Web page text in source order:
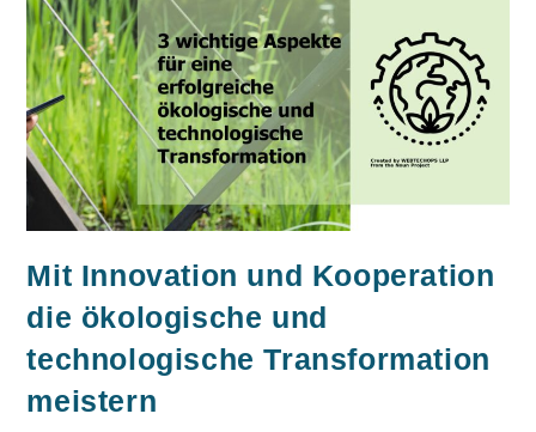
Mit Innovation und Kooperation
die ökologische und
technologische Transformation
meistern